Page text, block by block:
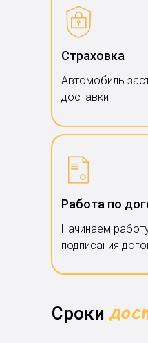
Страховка
Автомобиль
доставки
Работа по
Начинаем
подписания
Сроки